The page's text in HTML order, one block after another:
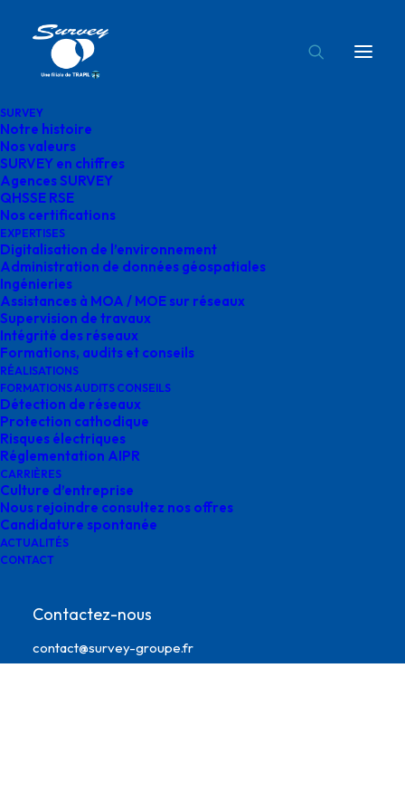
SURVEY
Notre histoire
Nos valeurs
SURVEY en chiffres
Agences SURVEY
QHSSE RSE
Nos certifications
EXPERTISES
Digitalisation de l’environnement
Administration de données géospatiales
Ingénieries
Assistances à MOA / MOE sur réseaux
Supervision de travaux
Intégrité des réseaux
Formations, audits et conseils
RÉALISATIONS
FORMATIONS AUDITS CONSEILS
Détection de réseaux
Protection cathodique
Risques électriques
Réglementation AIPR
CARRIÈRES
Culture d’entreprise
Nous rejoindre consultez nos offres
Candidature spontanée
ACTUALITÉS
CONTACT
Contactez-nous
contact@survey-groupe.fr
Accueil
survey Occitanie